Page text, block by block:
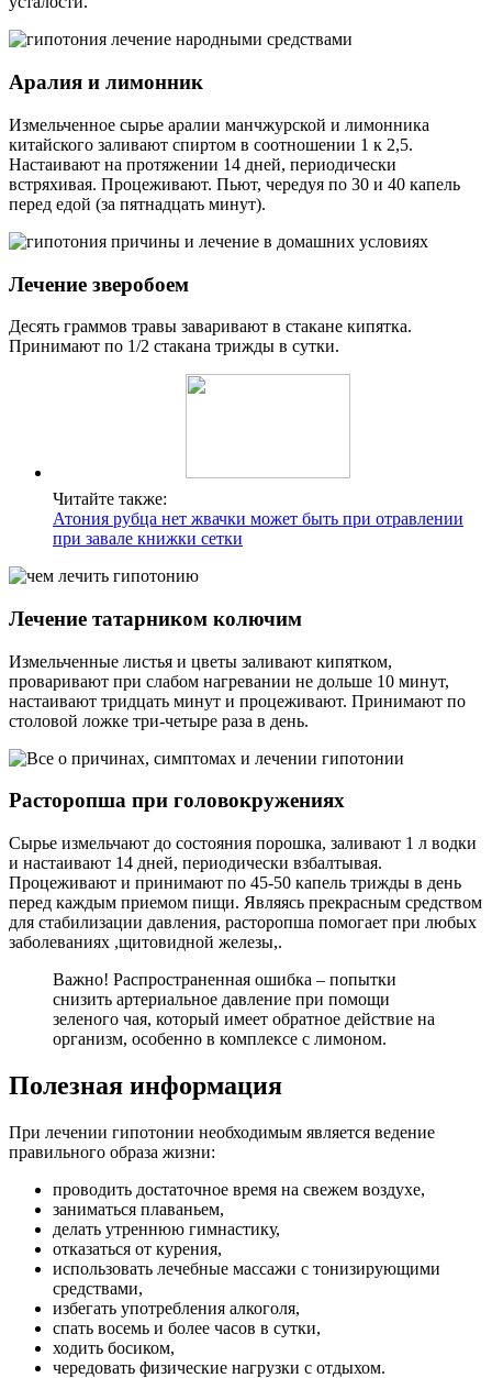
Аралия и лимонник
Измельченное сырье аралии манчжурской и лимонника
китайского заливают спиртом в соотношении 1 к 2,5.
Настаивают на протяжении 14 дней, периодически
встряхивая. Процеживают. Пьют, чередуя по 30 и 40 капель
перед едой (за пятнадцать минут).
Лечение зверобоем
Десять граммов травы заваривают в стакане кипятка.
Принимают по 1/2 стакана трижды в сутки.
Читайте также:
Атония рубца нет жвачки может быть при отравлении
при завале книжки сетки
Лечение татарником колючим
Измельченные листья и цветы заливают кипятком,
проваривают при слабом нагревании не дольше 10 минут,
настаивают тридцать минут и процеживают. Принимают по
столовой ложке три-четыре раза в день.
Расторопша при головокружениях
Сырье измельчают до состояния порошка, заливают 1 л водки
и настаивают 14 дней, периодически взбалтывая.
Процеживают и принимают по 45-50 капель трижды в день
перед каждым приемом пищи. Являясь прекрасным средством
для стабилизации давления, расторопша помогает при любых
заболеваниях ,щитовидной железы,.
Важно! Распространенная ошибка – попытки
снизить артериальное давление при помощи
зеленого чая, который имеет обратное действие на
организм, особенно в комплексе с лимоном.
Полезная информация
При лечении гипотонии необходимым является ведение
правильного образа жизни:
проводить достаточное время на свежем воздухе,
заниматься плаваньем,
делать утреннюю гимнастику,
отказаться от курения,
использовать лечебные массажи с тонизирующими
средствами,
избегать употребления алкоголя,
спать восемь и более часов в сутки,
ходить босиком,
чередовать физические нагрузки с отдыхом.